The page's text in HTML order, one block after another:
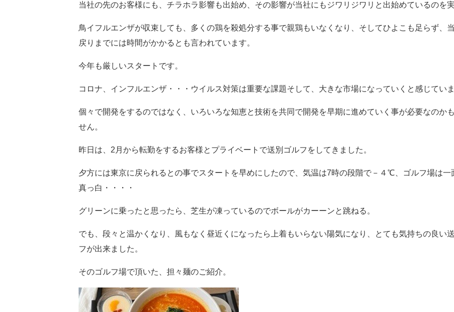
当社の先のお客様にも、チラホラ影響も出始め、その影響が当社にもジワリジワリと出始めているのを実
鳥イフルエンザが収束しても、多くの鶏を殺処分する事で親鶏もいなくなり、そしてひよこも足らず、
戻りまでには時間がかかるとも言われています。
今年も厳しいスタートです。
コロナ、インフルエンザ・・・ウイルス対策は重要な課題そして、大きな市場になっていくと感じていま
個々で開発をするのではなく、いろいろな知恵と技術を共同で開発を早期に進めていく事が必要なのか
せん。
昨日は、2月から転勤をするお客様とプライベートで送別ゴルフをしてきました。
夕方には東京に戻られるとの事でスタートを早めにしたので、気温は7時の段階で－４℃、ゴルフ場は一
真っ白・・・・
グリーンに乗ったと思ったら、芝生が凍っているのでボールがカーーンと跳ねる。
でも、段々と温かくなり、風もなく昼近くになったら上着もいらない陽気になり、とても気持ちの良い
フが出来ました。
そのゴルフ場で頂いた、担々麺のご紹介。